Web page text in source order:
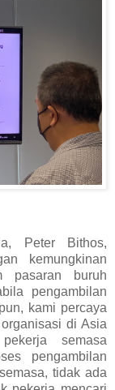
Peter Bithos,
kemungkinan
pasaran buruh
pengambilan
kami percaya
di Asia
semasa
pengambilan
tidak ada